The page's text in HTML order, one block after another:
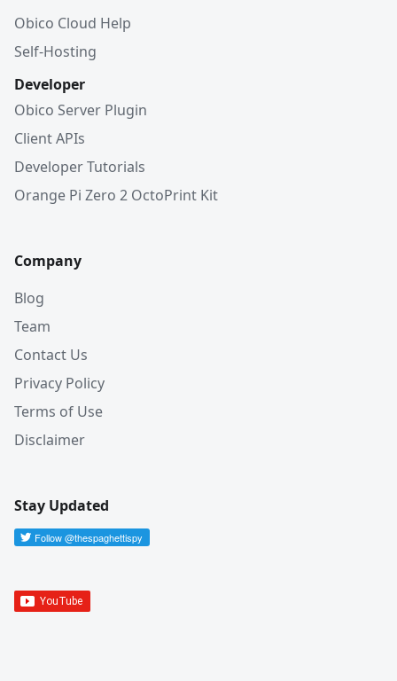
Obico Cloud Help
Self-Hosting
Developer
Obico Server Plugin
Client APIs
Developer Tutorials
Orange Pi Zero 2 OctoPrint Kit
Company
Blog
Team
Contact Us
Privacy Policy
Terms of Use
Disclaimer
Stay Updated